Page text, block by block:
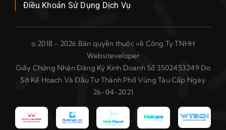
Điều Khoản Sử Dụng Dịch Vụ
© 2018 - 2026 Bản quyền thuộc về Công Ty TNHH
Websiteveloper
Giấy Chứng Nhận Đăng Ký Kinh Doanh Số 3502453249 Do
Sở Kế Hoạch Và Đầu Tư Thành Phố Vũng Tàu Cấp Ngày
26-04-2021